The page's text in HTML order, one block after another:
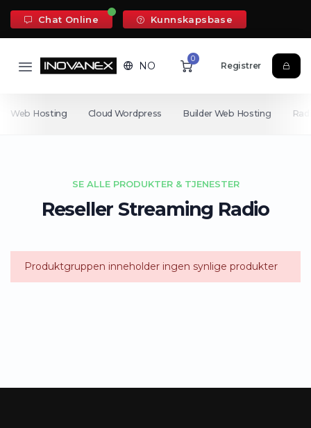
Chat Online Kunnskapsbase
NO
0
Registrer
Web Hosting Cloud Wordpress Builder Web Hosting
SE ALLE PRODUKTER & TJENESTER
Reseller Streaming Radio
Produktgruppen inneholder ingen synlige produkter